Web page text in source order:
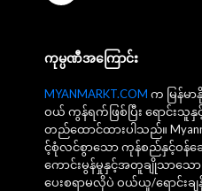
ကုမ္ပဏီအကြောင်း
MYANMARKT.COM က မြန်မ
ဝယ် ကွန်ရက်ဖြစ်ပြီး ရောင်း
တည်ထောင်ထားပါသည်။
င့်စုံလင်စွာသော ကုန်စည်နှင့်ဝန်
ကောင်းမွန်မှုနှင့်အတူချိုသာသော
ပေးစရာမလိုပဲ ဝယ်ယူ/ရောင်းချ